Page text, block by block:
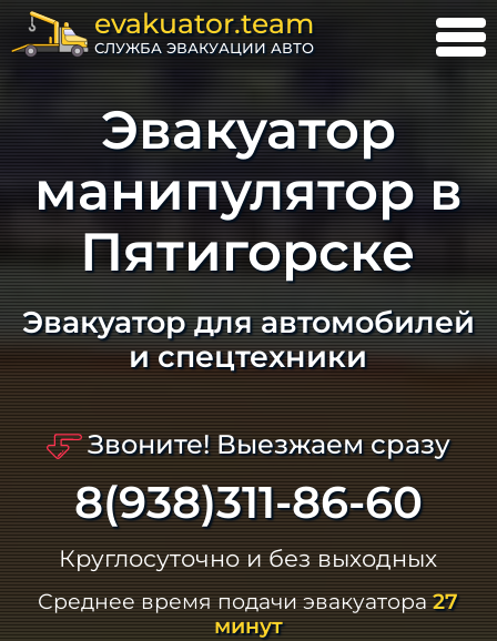
evakuator.team
СЛУЖБА ЭВАКУАЦИИ АВТО
Эвакуатор
манипулятор в
Пятигорске
Эвакуатор для автомобилей
и спецтехники
Звоните! Выезжаем сразу
8(938)311-86-60
Круглосуточно и без выходных
Среднее время подачи эвакуатора27
минут